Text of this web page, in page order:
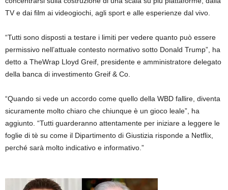
TV e dai film ai videogiochi, agli sport e alle esperienze dal vivo.
“Tutti sono disposti a testare i limiti per vedere quanto può essere
permissivo nell’attuale contesto normativo sotto Donald Trump”, ha
detto a TheWrap Lloyd Greif, presidente e amministratore delegato
della banca di investimento Greif & Co.
“Quando si vede un accordo come quello della WBD fallire, diventa
sicuramente molto chiaro che chiunque è un gioco leale”, ha
aggiunto. “Tutti guarderanno attentamente per iniziare a leggere le
foglie di tè su come il Dipartimento di Giustizia risponde a Netflix,
perché sarà molto indicativo e informativo.”